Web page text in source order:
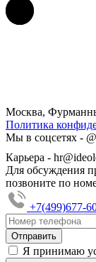
Москва,
Политика
Мы в соцсетях -
Карьера -
Для обсуждения
позвоните по
+7(499)677-
Я принимаю